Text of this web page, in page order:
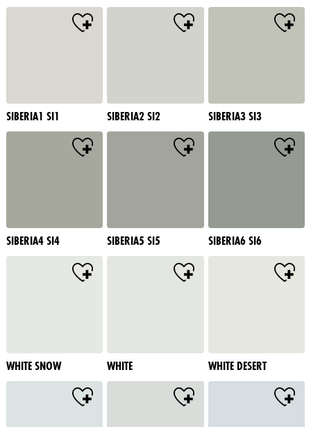
SIBERIA1 SI1 SIBERIA2 SI2 SIBERIA3 SI3
SIBERIA4 SI4 SIBERIA5 SI5 SIBERIA6 SI6
WHITE SNOW WHITE WHITE DESERT